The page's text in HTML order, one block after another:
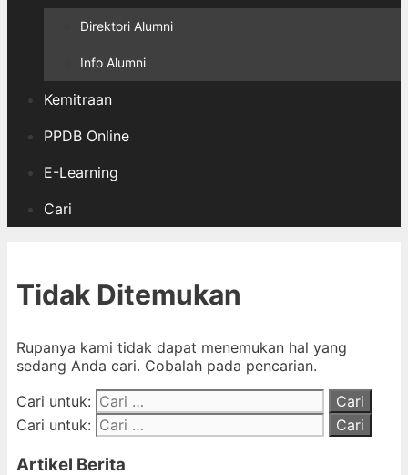
Direktori Alumni
Info Alumni
Kemitraan
PPDB Online
E-Learning
Cari
Tidak Ditemukan
Rupanya kami tidak dapat menemukan hal yang
sedang Anda cari. Cobalah pada pencarian.
Cari untuk:
Cari untuk:
Artikel Berita